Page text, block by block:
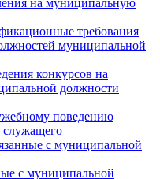
на муниципальную
требования
муниципальной
конкурсов на
должности
поведению
с муниципальной
с муниципальной